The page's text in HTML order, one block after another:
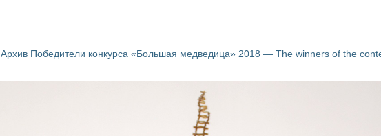
Архив Победители конкурса «Большая медведица» 2018 — The winners of the